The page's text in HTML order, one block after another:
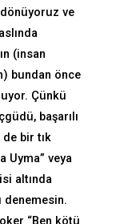
ve
(insan
bundan önce
Çünkü
başarılı
bir tık
Uyma” veya
altında
denemesin.